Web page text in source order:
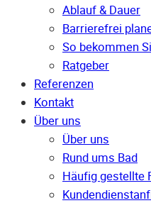
Ablauf & Dauer
Barrierefrei
So bekommen
Ratgeber
Referenzen
Kontakt
Über uns
Über uns
Rund ums Bad
Häufig gestellte